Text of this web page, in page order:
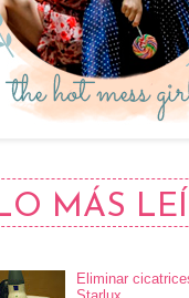
MÁS
Eliminar